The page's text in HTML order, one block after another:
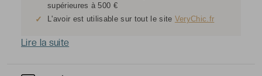
supérieures à 500 €
✓ L'avoir est utilisable sur tout le site VeryChic.fr
Lire la suite